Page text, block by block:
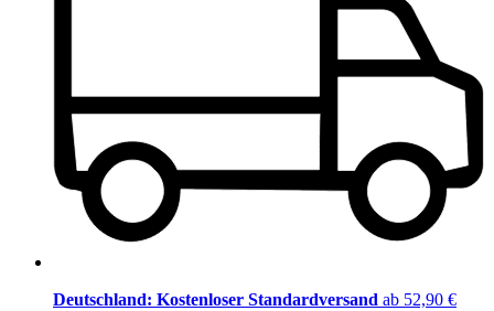
Deutschland: Kostenloser Standardversand ab 52,90 €